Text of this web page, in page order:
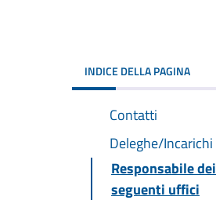
INDICE DELLA PAGINA
Contatti
Deleghe/Incarichi
Responsabile dei
seguenti uffici